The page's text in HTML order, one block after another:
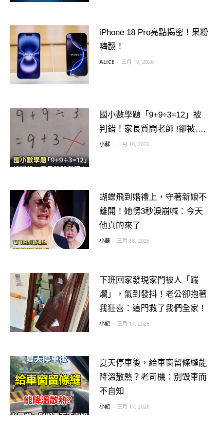
iPhone 18 Pro亮點揭密！果粉
嗨翻！
ALICE - 三月 19, 2026
國小數學題「9+9÷3=12」被
判錯！家長質問老師 !卻被….
小蘇 - 三月 18, 2026
蝴蝶飛到婚禮上，守著新娘不
離開！她愣3秒淚崩喊：今天
他真的來了
小蘇 - 三月 18, 2026
下班回家發現家門被人「踹
爛」，氣到發抖！老公卻抱著
我狂喜：這門救了我們全家！
小紀 - 三月 17, 2026
夏天停車後，給車窗留條縫能
降溫散熱？老司機：別毀車而
不自知
小紀 - 三月 17, 2026